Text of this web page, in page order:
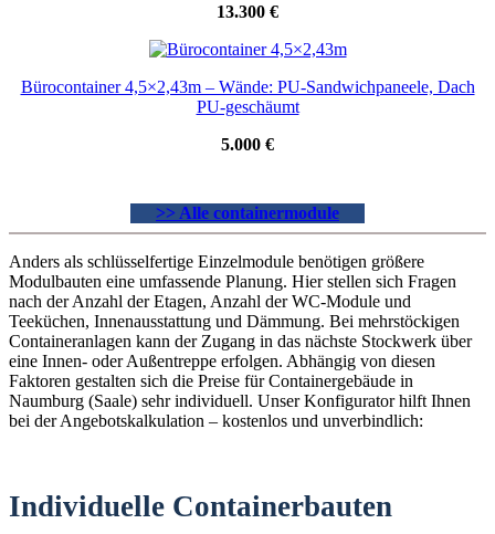
13.300 €
Bürocontainer 4,5×2,43m – Wände: PU-Sandwichpaneele, Dach
PU-geschäumt
5.000 €
>> Alle containermodule
Anders als schlüsselfertige Einzelmodule benötigen größere
Modulbauten eine umfassende Planung. Hier stellen sich Fragen
nach der Anzahl der Etagen, Anzahl der WC-Module und
Teeküchen, Innenausstattung und Dämmung. Bei mehrstöckigen
Containeranlagen kann der Zugang in das nächste Stockwerk über
eine Innen- oder Außentreppe erfolgen. Abhängig von diesen
Faktoren gestalten sich die Preise für Containergebäude in
Naumburg (Saale) sehr individuell. Unser Konfigurator hilft Ihnen
bei der Angebotskalkulation – kostenlos und unverbindlich:
Individuelle Containerbauten